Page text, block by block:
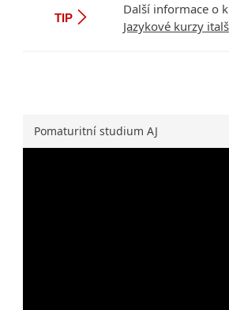
TIP
Další informace o
Jazykové kurzy
Pomaturitní studium AJ